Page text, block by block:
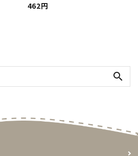
462円
search